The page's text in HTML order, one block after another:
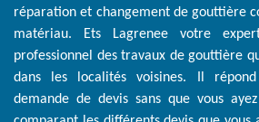
réparation et changement de gouttière
matériau. Ets Lagrenee votre
professionnel des travaux de gouttière
dans les localités voisines. Il
demande de devis sans que vous